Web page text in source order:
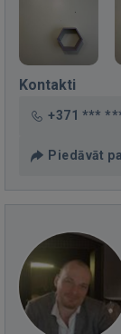
Kontakti
+371 ***
Piedāvāt